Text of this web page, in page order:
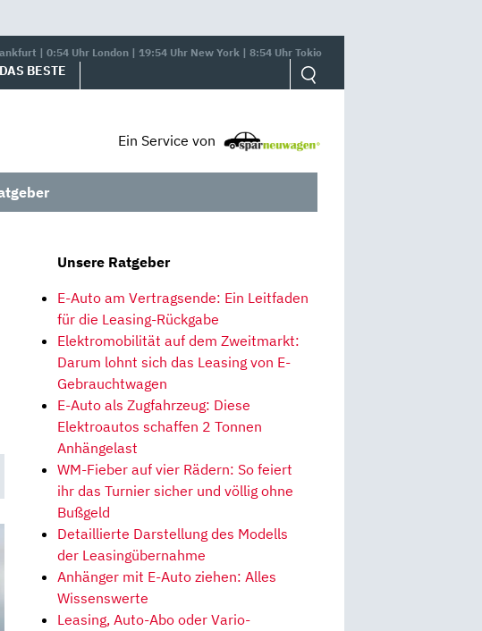
| 0:54 Uhr London | 19:54 Uhr New York | 8:54 Uhr Tokio
DAS BESTE
Ein Service von
Unsere Ratgeber
E-Auto am Vertragsende: Ein Leitfaden
für die Leasing-Rückgabe
Elektromobilität auf dem Zweitmarkt:
Darum lohnt sich das Leasing von E-
Gebrauchtwagen
E-Auto als Zugfahrzeug: Diese
Elektroautos schaffen 2 Tonnen
Anhängelast
WM-Fieber auf vier Rädern: So feiert
ihr das Turnier sicher und völlig ohne
Bußgeld
Detaillierte Darstellung des Modells
der Leasingübernahme
Anhänger mit E-Auto ziehen: Alles
Wissenswerte
Leasing, Auto-Abo oder Vario-